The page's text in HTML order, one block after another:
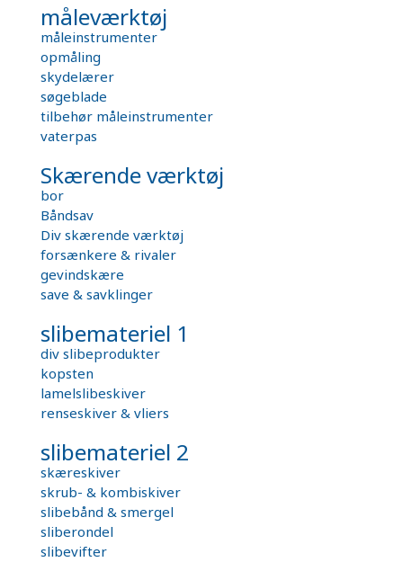
måleværktøj
måleinstrumenter
opmåling
skydelærer
søgeblade
tilbehør måleinstrumenter
vaterpas
Skærende værktøj
bor
Båndsav
Div skærende værktøj
forsænkere & rivaler
gevindskære
save & savklinger
slibemateriel 1
div slibeprodukter
kopsten
lamelslibeskiver
renseskiver & vliers
slibemateriel 2
skæreskiver
skrub- & kombiskiver
slibebånd & smergel
sliberondel
slibevifter